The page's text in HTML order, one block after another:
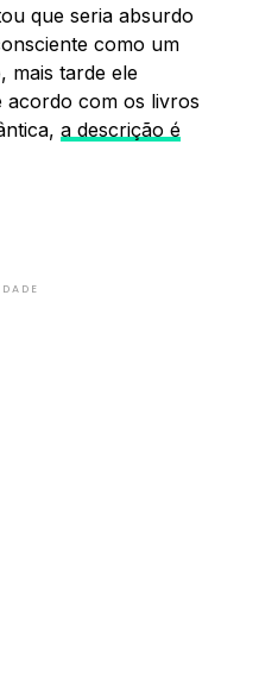
que seria absurdo
como um
mais tarde ele
acordo com os livros
a descrição é